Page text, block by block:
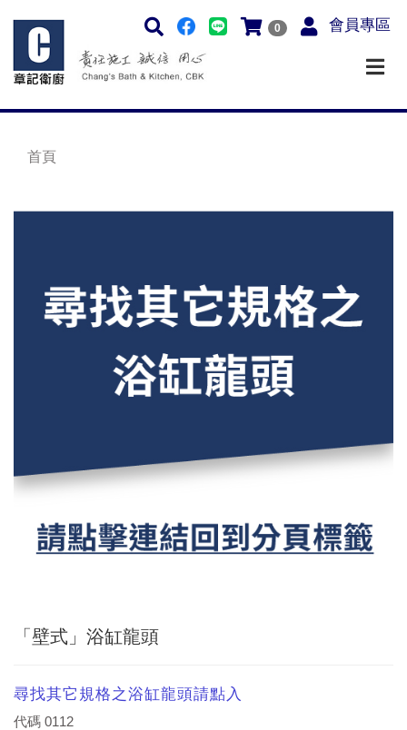
0 會員專區
首頁
「壁式」浴缸龍頭
尋找其它規格之浴缸龍頭請點入
代碼 0112